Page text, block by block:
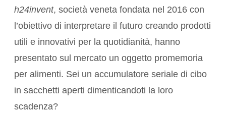
h24invent, società veneta fondata nel 2016 con
l’obiettivo di interpretare il futuro creando prodotti
utili e innovativi per la quotidianità, hanno
presentato sul mercato un oggetto promemoria
per alimenti. Sei un accumulatore seriale di cibo
in sacchetti aperti dimenticandoti la loro
scadenza?